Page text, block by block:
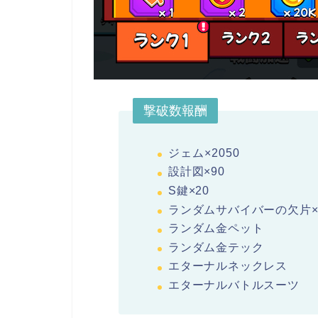
撃破数報酬
ジェム×2050
設計図×90
S鍵×20
ランダムサバイバーの欠片
ランダム金ペット
ランダム金テック
エターナルネックレス
エターナルバトルスーツ